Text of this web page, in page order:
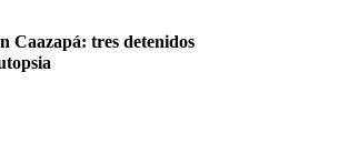
Caazapá: tres detenidos